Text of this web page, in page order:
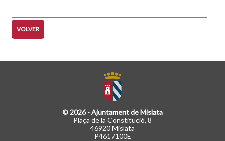
VOLVER
© 2026 - Ajuntament de Mislata
Plaça de la Constitució, 8
46920 Mislata
P4617100E